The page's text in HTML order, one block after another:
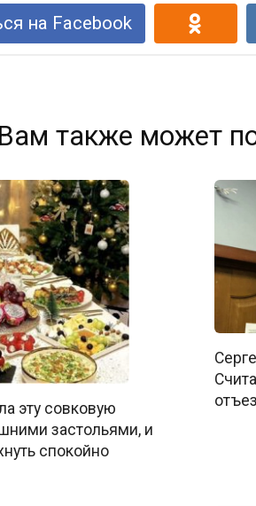
на Facebook
Вам также может
эту совковую
застольями, и
спокойно